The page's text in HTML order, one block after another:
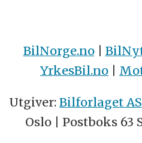
BilNorge.no|
YrkesBil.no |
Utgiver: Bilforlaget AS
Oslo | Postboks 63